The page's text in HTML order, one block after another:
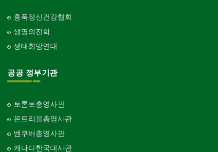
홍푹정신건강협회
생명의전화
생태희망연대
공공 정부기관
토론토총영사관
몬트리올총영사관
벤쿠버총영사관
캐나다한국대사관